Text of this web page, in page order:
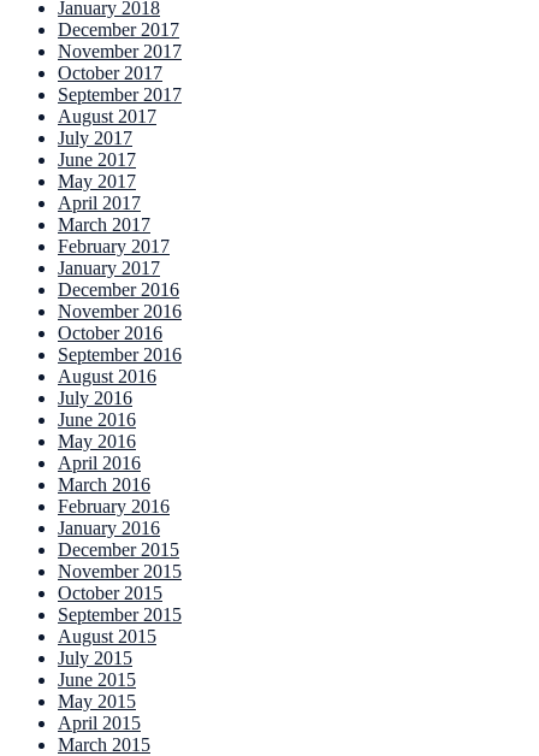
January 2018
December 2017
November 2017
October 2017
September 2017
August 2017
July 2017
June 2017
May 2017
April 2017
March 2017
February 2017
January 2017
December 2016
November 2016
October 2016
September 2016
August 2016
July 2016
June 2016
May 2016
April 2016
March 2016
February 2016
January 2016
December 2015
November 2015
October 2015
September 2015
August 2015
July 2015
June 2015
May 2015
April 2015
March 2015